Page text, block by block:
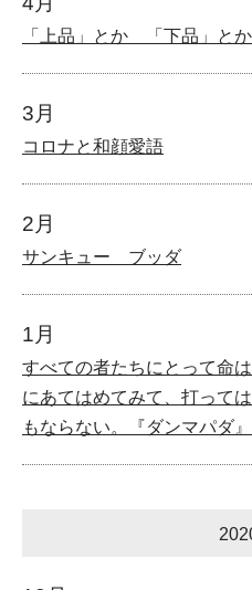
「上品」とか 「下品」とか
3月
コロナと和顔愛語
2月
サンキュー ブッダ
1月
すべての者たちにとって命
にあてはめてみて、打って
もならない。『ダンマパダ』